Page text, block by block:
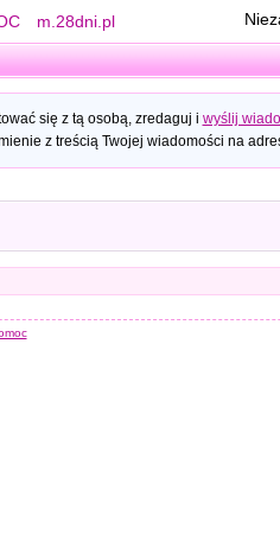
m.28dni.pl
się z tą osobą, zredaguj i wyślij
z treścią Twojej wiadomości na